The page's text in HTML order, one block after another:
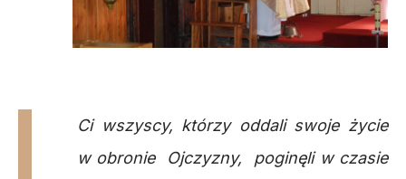
Ci wszyscy, którzy oddali swoje życie
w obronie Ojczyzny, poginęli w czasie